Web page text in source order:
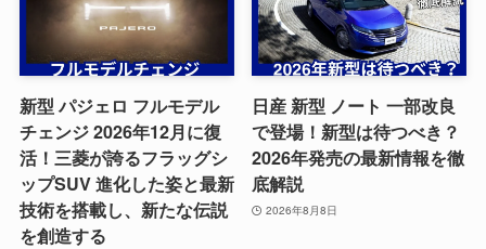
新型 パジェロ フルモデル
チェンジ 2026年12月に復
活！三菱が誇るフラッグシ
ップSUV 進化した姿と最新
技術を搭載し、新たな伝説
を創造する
日産 新型 ノート 一部改良
で登場！新型は待つべき？
2026年発売の最新情報を徹
底解説
2026年8月8日